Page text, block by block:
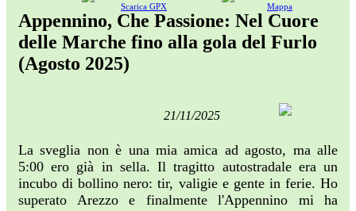
Mappa
Scarica GPX
Appennino, Che Passione: Nel Cuore
delle Marche fino alla gola del Furlo
(Agosto 2025)
21/11/2025
La sveglia non è una mia amica ad agosto, ma alle
5:00 ero già in sella. Il tragitto autostradale era un
incubo di bollino nero: tir, valigie e gente in ferie. Ho
superato Arezzo e finalmente l'Appennino mi ha